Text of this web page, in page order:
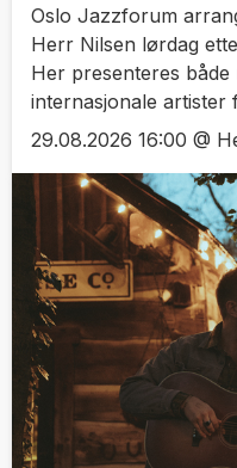
Oslo Jazzforum
Herr Nilsen lørdag
Her presenteres
internasjonale artister
29.08.2026 16:00 @